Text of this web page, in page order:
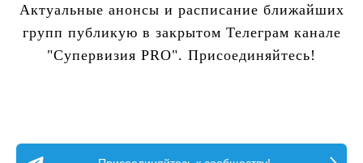
Актуальные анонсы и расписание ближайших
групп публикую в закрытом Телеграм канале
"Супервизия PRO". Присоединяйтесь!